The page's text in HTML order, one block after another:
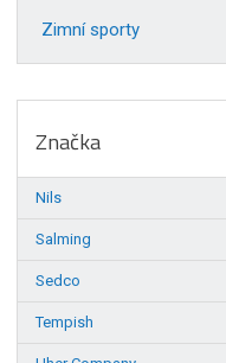
Zimní sporty
Značka
Nils
Salming
Sedco
Tempish